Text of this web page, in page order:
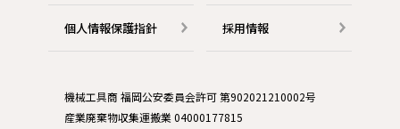
個人情報保護指針 採用情報
機械工具商 福岡公安委員会許可 第902021210002号
産業廃棄物収集運搬業 04000177815